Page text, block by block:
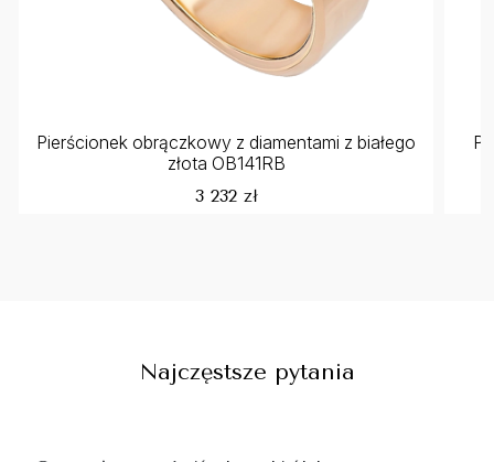
Pierścionek obrączkowy z diamentami z białego
złota OB141RB
3 232 zł
Najczęstsze pytania